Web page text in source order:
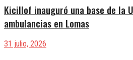
Kicillof inauguró una base de la
ambulancias en Lomas
31 julio, 2026